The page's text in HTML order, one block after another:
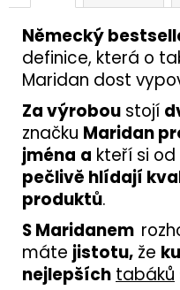
Německý
definice, která o
Maridan dost
Za výrobou stojí
značku Maridan
jména a kteří si
pečlivě hlídají
produktů.
S Maridanem
máte jistotu, že
nejlepších tabáků